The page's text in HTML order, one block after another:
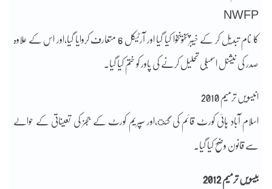
NWFP
کا نام تبدیل کر کے خیبرپختونخوا کیا گیا اور آرٹیکل 6 متعارف کروایا گیا،اور اس کے علاوہ
صدر کی نیشنل اسمبلی تحلیل کرنے کی پاور کو ختم کیا گیا۔
انیسویں ترمیم 2010
اسلام آباد ہائی کورٹ قائم کی گئ،اور سپریم کورٹ کے ججز کی تعیناتی کے حوالے
سے قانون وضح کیا گیا۔
بیسویں ترمیم 2012